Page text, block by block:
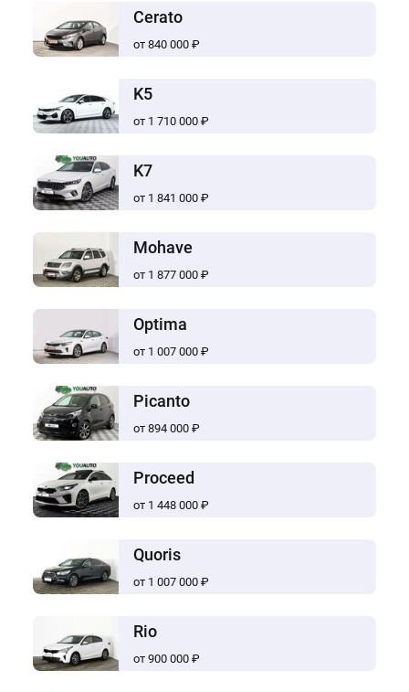
Cerato
от 840 000 ₽
K5
от 1 710 000 ₽
K7
от 1 841 000 ₽
Mohave
от 1 877 000 ₽
Optima
от 1 007 000 ₽
Picanto
от 894 000 ₽
Proceed
от 1 448 000 ₽
Quoris
от 1 007 000 ₽
Rio
от 900 000 ₽